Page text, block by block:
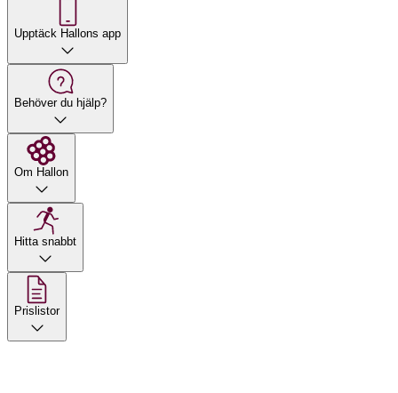
Upptäck Hallons app
Behöver du hjälp?
Om Hallon
Hitta snabbt
Prislistor